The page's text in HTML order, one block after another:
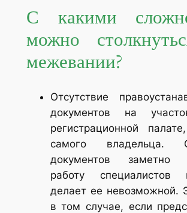
С какими
можно
межевании?
Отсутствие
документов на
регистрационной
самого владельца.
документов заметно
работу
делает ее невозможной.
в том случае, если